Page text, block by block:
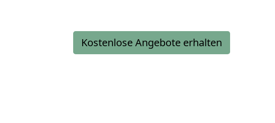
Kostenlose Angebote erhalten